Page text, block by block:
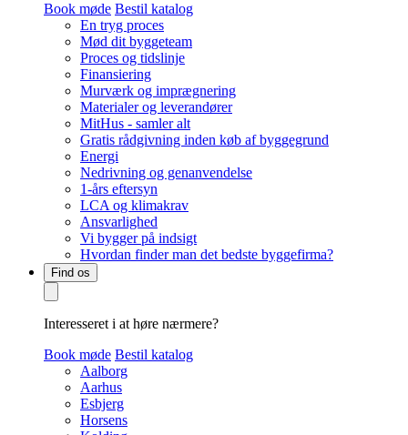
Book møde Bestil katalog
En tryg proces
Mød dit byggeteam
Proces og tidslinje
Finansiering
Murværk og imprægnering
Materialer og leverandører
MitHus - samler alt
Gratis rådgivning inden køb af byggegrund
Energi
Nedrivning og genanvendelse
1-års eftersyn
LCA og klimakrav
Ansvarlighed
Vi bygger på indsigt
Hvordan finder man det bedste byggefirma?
Find os
Interesseret i at høre nærmere?
Book møde Bestil katalog
Aalborg
Aarhus
Esbjerg
Horsens